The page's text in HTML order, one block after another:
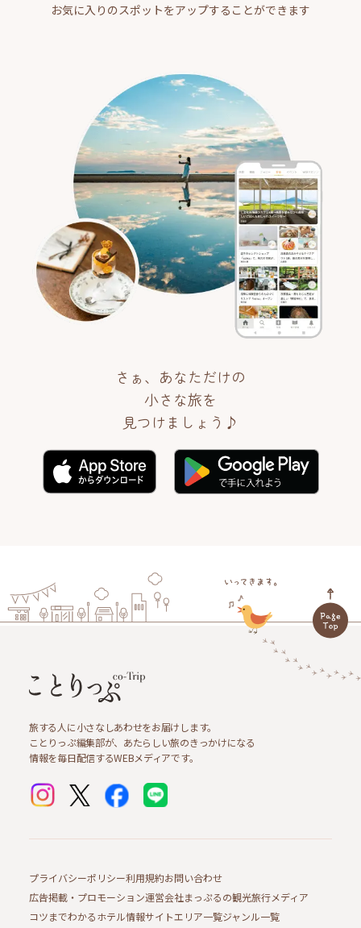
お気に入りのスポットをアップすることができます
さぁ、あなただけの
小さな旅を
見つけましょう♪
旅する人に小さなしあわせをお届けします。
ことりっぷ編集部が、あたらしい旅のきっかけになる
情報を毎日配信するWEBメディアです。
プライバシーポリシー利用規約お問い合わせ
広告掲載・プロモーション運営会社まっぷるの観光旅行メディア
コツまでわかるホテル情報サイトエリア一覧ジャンル一覧